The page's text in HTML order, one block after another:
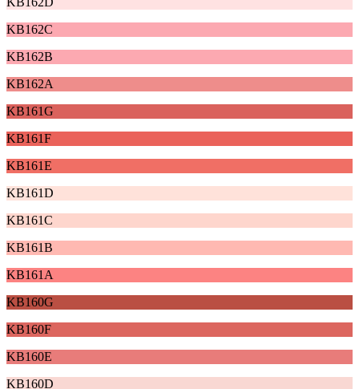
KB162C
KB162B
KB162A
KB161G
KB161F
KB161E
KB161D
KB161C
KB161B
KB161A
KB160G
KB160F
KB160E
KB160D